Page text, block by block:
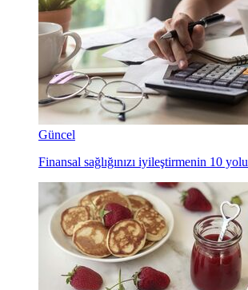
Güncel
Finansal sağlığınızı iyileştirmenin 10 yolu